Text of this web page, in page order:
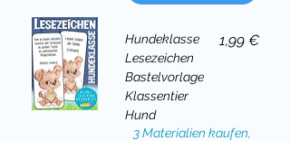
Hundeklasse
Lesezeichen
Bastelvorlage
Klassentier
Hund
Preis
1,99 €
3 Materialien kaufen,